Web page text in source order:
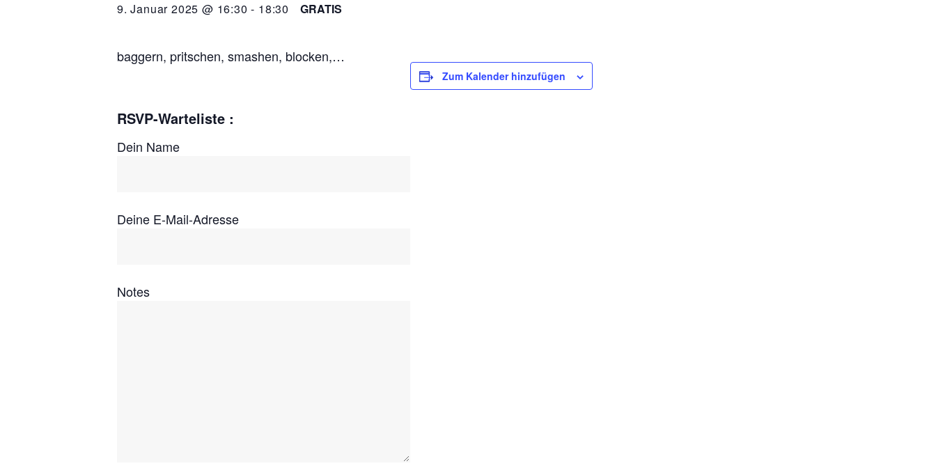
9. Januar 2025 @ 16:30 - 18:30 GRATIS
baggern, pritschen, smashen, blocken,…
RSVP-Warteliste :
Dein Name
Deine E-Mail-Adresse
Notes
Zum Kalender hinzufügen